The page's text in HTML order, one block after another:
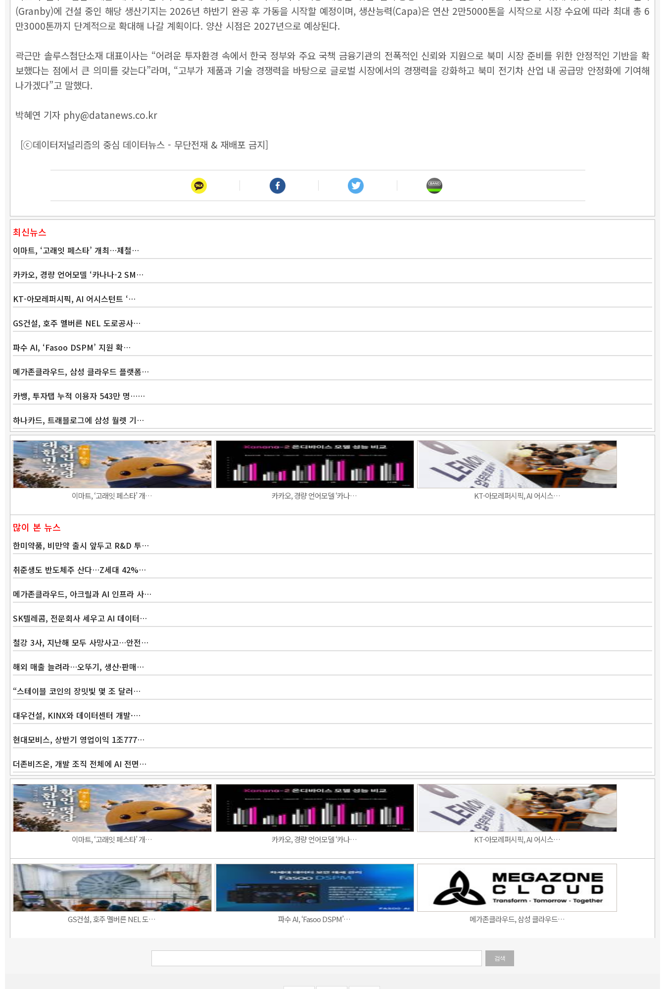
(Granby)에 건설 중인 해당 생산기지는 2026년 하반기 완공 후 가동을 시작할 예정이며, 생산능력(Capa)은 연산 2만5000톤을 시작으로 시장 수요에 따라 최대 총 6
만3000톤까지 단계적으로 확대해 나갈 계획이다. 양산 시점은 2027년으로 예상된다.
곽근만 솔루스첨단소재 대표이사는 “어려운 투자환경 속에서 한국 정부와 주요 국책 금융기관의 전폭적인 신뢰와 지원으로 북미 시장 준비를 위한 안정적인 기반을 확
보했다는 점에서 큰 의미를 갖는다”라며, “고부가 제품과 기술 경쟁력을 바탕으로 글로벌 시장에서의 경쟁력을 강화하고 북미 전기차 산업 내 공급망 안정화에 기여해
나가겠다”고 말했다.
박혜연 기자 phy@datanews.co.kr
[ⓒ데이터저널리즘의 중심 데이터뉴스 - 무단전재 & 재배포 금지]
최신뉴스
이마트, ‘고래잇 페스타’ 개최…제철…
카카오, 경량 언어모델 ‘카나나-2 SM…
KT-아모레퍼시픽, AI 어시스턴트 ‘…
GS건설, 호주 멜버른 NEL 도로공사…
파수 AI, ‘Fasoo DSPM’ 지원 확…
메가존클라우드, 삼성 클라우드 플랫폼…
카뱅, 투자탭 누적 이용자 543만 명……
하나카드, 트래블로그에 삼성 월렛 기…
이마트, ‘고래잇 페스타’ 개… 카카오, 경량 언어모델 ‘카나… KT-아모레퍼시픽, AI 어시스…
많이 본 뉴스
한미약품, 비만약 출시 앞두고 R&D 투…
취준생도 반도체주 산다…Z세대 42%…
메가존클라우드, 아크릴과 AI 인프라 사…
SK텔레콤, 전문회사 세우고 AI 데이터…
철강 3사, 지난해 모두 사망사고…안전…
해외 매출 늘려라…오뚜기, 생산·판매…
“스테이블 코인의 장밋빛 몇 조 달러…
대우건설, KINX와 데이터센터 개발·…
현대모비스, 상반기 영업이익 1조777…
더존비즈온, 개발 조직 전체에 AI 전면…
이마트, ‘고래잇 페스타’ 개… 카카오, 경량 언어모델 ‘카나… KT-아모레퍼시픽, AI 어시스…
GS건설, 호주 멜버른 NEL 도… 파수 AI, ‘Fasoo DSPM’… 메가존클라우드, 삼성 클라우드…
검색